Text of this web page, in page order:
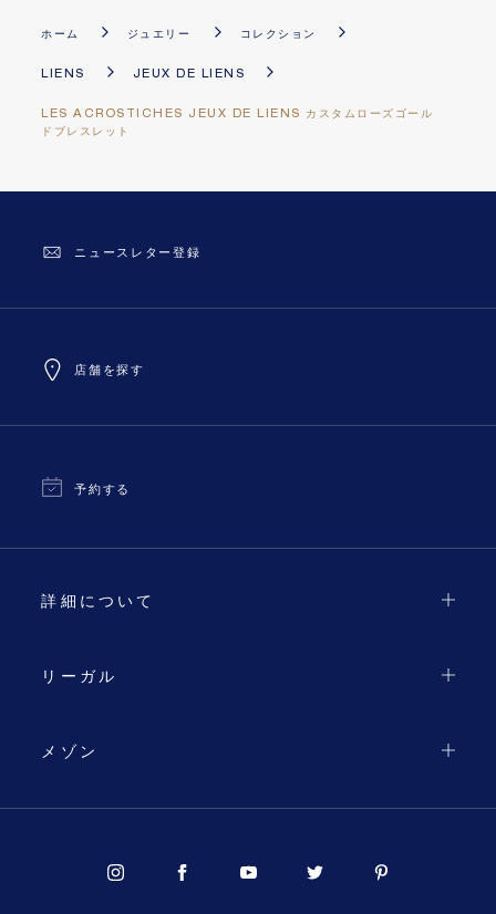
ホーム ジュエリー コレクション
LIENS JEUX DE LIENS
LES ACROSTICHES JEUX DE LIENS カスタムローズゴール
ドブレスレット
ニュースレター登録
店舗を探す
予約する
詳細について
リーガル
メゾン